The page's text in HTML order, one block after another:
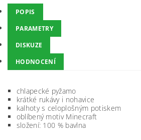
POPIS
PARAMETRY
DISKUZE
HODNOCENÍ
chlapecké pyžamo
krátké rukávy i nohavice
kalhoty s celoplošným potiskem
oblíbený motiv Minecraft
složení: 100 % bavlna